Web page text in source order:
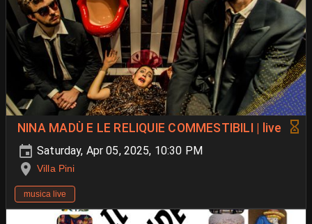
NINA MADÙ E LE RELIQUIE COMMESTIBILI | live
Saturday, Apr 05, 2025, 10:30 PM
Villa Pini
musica live